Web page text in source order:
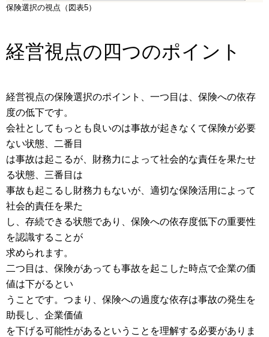
保険選択の視点（図表5）
経営視点の四つのポイント
経営視点の保険選択のポイント、一つ目は、保険への依存
度の低下です。
会社としてもっとも良いのは事故が起きなくて保険が必要
ない状態、二番目
は事故は起こるが、財務力によって社会的な責任を果たせ
る状態、三番目は
事故も起こるし財務力もないが、適切な保険活用によって
社会的責任を果た
し、存続できる状態であり、保険への依存度低下の重要性
を認識することが
求められます。
二つ目は、保険があっても事故を起こした時点で企業の価
値は下がるとい
うことです。つまり、保険への過度な依存は事故の発生を
助長し、企業価値
を下げる可能性があるということを理解する必要がありま